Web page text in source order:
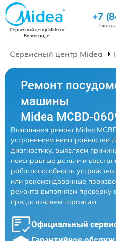
Сервисный центр Mideaв
Волгограде
+7
Сервисный центр Midea
Ремонт
машины
Midea MCBD-
Выполняем ремонт Midea
устранением неисправностей
диагностику, выявляем
неисправные детали и
работоспособность
или рекомендованные
ремонта выполняем проверку
предоставляем гарантию.
Официальный